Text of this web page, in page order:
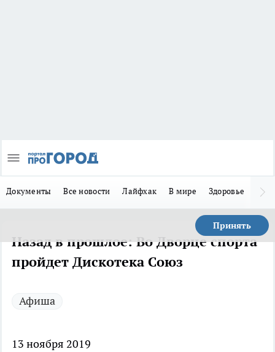
Документы Все новости Лайфхак В мире Здоровье
Принять
Назад в прошлое: Во Дворце спорта
пройдет Дискотека Союз
Афиша
13 ноября 2019